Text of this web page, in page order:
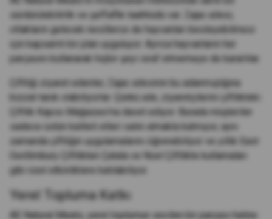
sürdürülebilirlik ve şeffaflık taahhüdü var. Zajac ailesi,
otlakların gelecek nesillerce de hayvanları besleyebilmesi
için kapsamlı bir plan uyguluyor. Ayrıca hayvanların her
parçasını kullanarak hiçbir şeyi israf etmemeye de kararlılar.
Çiftliği ziyaret edenler, Zajac ailesinin bu adanmışlığına
bizzat tanık olabiliyorlar. Çünkü aile, ziyaretçilerini çiftlikteki
Çiftlik Kapısı Mağazası'na davet ediyor. Burada müşteriler
sadece üstün kaliteli etleri satın almakla kalmıyor, aynı
zamanda çiftliğin uygulamalarını öğrenebiliyor ve yıllık East
Gwillimbury Çiftlikten Çatala ve Noel Çiftlikte kutlamaları
gibi özel etkinliklere katılabiliyor.
Yerel Topluma Katkı
AE Natural Meats, yerel toplumun sevilen bir parçası haline